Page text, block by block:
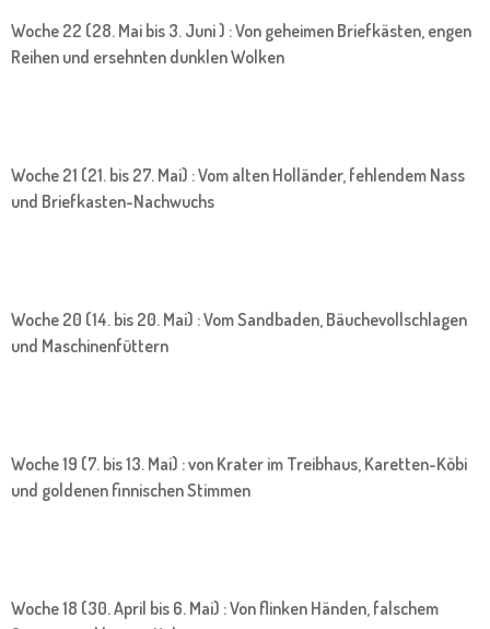
Woche 22 (28. Mai bis 3. Juni ) : Von geheimen Briefkästen, engen
Reihen und ersehnten dunklen Wolken
Woche 21 (21. bis 27. Mai) : Vom alten Holländer, fehlendem Nass
und Briefkasten-Nachwuchs
Woche 20 (14. bis 20. Mai) : Vom Sandbaden, Bäuchevollschlagen
und Maschinenfüttern
Woche 19 (7. bis 13. Mai) : von Krater im Treibhaus, Karetten-Köbi
und goldenen finnischen Stimmen
Woche 18 (30. April bis 6. Mai) : Von flinken Händen, falschem